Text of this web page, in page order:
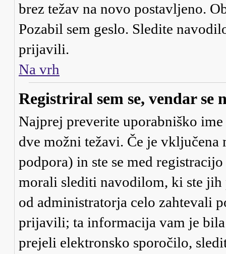
brez težav na novo postavljeno.
Pozabil sem geslo. Sledite
prijavili.
Na vrh
Registriral sem se, vendar
Najprej preverite uporabniško
dve možni težavi. Če je vključena
podpora) in ste se med
morali slediti navodilom, ki ste
od administratorja celo zahtevali
prijavili; ta informacija vam je
prejeli elektronsko sporočilo,